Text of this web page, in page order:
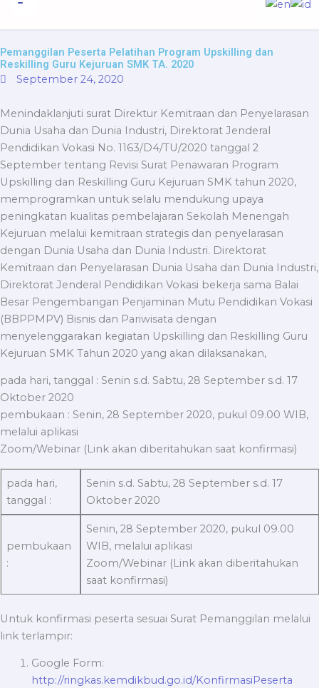
Pemanggilan Peserta Pelatihan Program Upskilling dan
Reskilling Guru Kejuruan SMK TA. 2020
September 24, 2020
Menindaklanjuti surat Direktur Kemitraan dan Penyelarasan
Dunia Usaha dan Dunia Industri, Direktorat Jenderal
Pendidikan Vokasi No. 1163/D4/TU/2020 tanggal 2
September tentang Revisi Surat Penawaran Program
Upskilling dan Reskilling Guru Kejuruan SMK tahun 2020,
memprogramkan untuk selalu mendukung upaya
peningkatan kualitas pembelajaran Sekolah Menengah
Kejuruan melalui kemitraan strategis dan penyelarasan
dengan Dunia Usaha dan Dunia Industri. Direktorat
Kemitraan dan Penyelarasan Dunia Usaha dan Dunia Industri,
Direktorat Jenderal Pendidikan Vokasi bekerja sama Balai
Besar Pengembangan Penjaminan Mutu Pendidikan Vokasi
(BBPPMPV) Bisnis dan Pariwisata dengan
menyelenggarakan kegiatan Upskilling dan Reskilling Guru
Kejuruan SMK Tahun 2020 yang akan dilaksanakan,
pada hari, tanggal : Senin s.d. Sabtu, 28 September s.d. 17
Oktober 2020
pembukaan : Senin, 28 September 2020, pukul 09.00 WIB,
melalui aplikasi
Zoom/Webinar (Link akan diberitahukan saat konfirmasi)
pada hari,
tanggal :
Senin s.d. Sabtu, 28 September s.d. 17
Oktober 2020
pembukaan
:
Senin, 28 September 2020, pukul 09.00
WIB, melalui aplikasi
Zoom/Webinar (Link akan diberitahukan
saat konfirmasi)
Untuk konfirmasi peserta sesuai Surat Pemanggilan melalui
link terlampir:
Google Form:
http://ringkas.kemdikbud.go.id/KonfirmasiPeserta